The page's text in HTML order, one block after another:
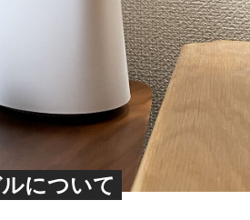
について